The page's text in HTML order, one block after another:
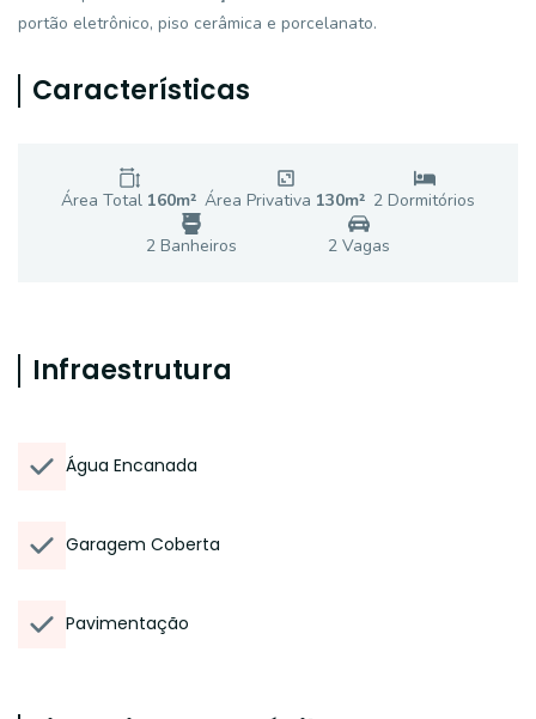
portão eletrônico, piso cerâmica e porcelanato.
Características
Área Total 160m² Área Privativa 130m² 2 Dormitórios
2Banheiros 2 Vagas
Infraestrutura
Água Encanada
Garagem Coberta
Pavimentação